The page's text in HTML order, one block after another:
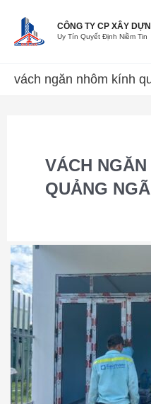
content
CÔNG TY CP XÂY
Uy Tín Quyết Định Niềm Tin
vách ngăn nhôm kính
VÁCH
QUẢNG
Thi
công
cửa
nhôm
Xingfa,
vách
kính,
mặt
dựng